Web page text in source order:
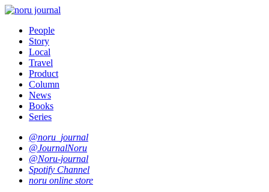
People
Story
Local
Travel
Product
Column
News
Books
Series
@noru_journal
@JournalNoru
@Noru-journal
Spotify Channel
noru online store